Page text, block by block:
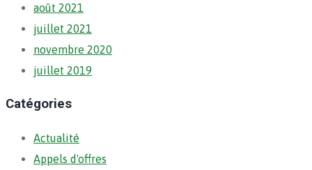
août 2021
juillet 2021
novembre 2020
juillet 2019
Catégories
Actualité
Appels d'offres